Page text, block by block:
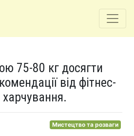
75-80 кг досягти
від фітнес-
Мистецтво та розваги